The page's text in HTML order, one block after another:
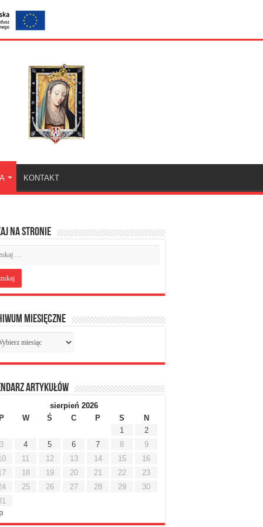
KONTAKT
na stronie
miesięczne
artykułów
sierpień 2026
P
W Ś C P S
N
1
2
3
4 5 6 7 8
9
11 12 13 14 15
16
18 19 20 21 22
23
25 26 27 28 29
30